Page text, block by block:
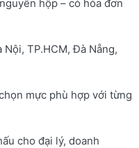
hộp – có hóa đơn
TP.HCM, Đà Nẵng,
mực phù hợp với từng
cho đại lý, doanh